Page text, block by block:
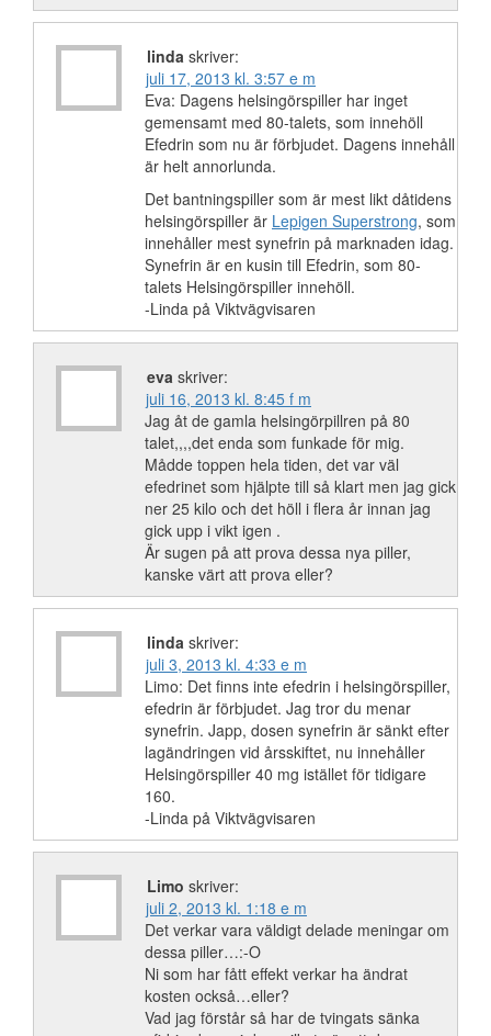
linda skriver:
juli 17, 2013 kl. 3:57 e m
Eva: Dagens helsingörspiller har inget
gemensamt med 80-talets, som innehöll
Efedrin som nu är förbjudet. Dagens innehåll
är helt annorlunda.
Det bantningspiller som är mest likt dåtidens
helsingörspiller är Lepigen Superstrong, som
innehåller mest synefrin på marknaden idag.
Synefrin är en kusin till Efedrin, som 80-
talets Helsingörspiller innehöll.
-Linda på Viktvägvisaren
eva skriver:
juli 16, 2013 kl. 8:45 f m
Jag åt de gamla helsingörpillren på 80
talet,,,,det enda som funkade för mig.
Mådde toppen hela tiden, det var väl
efedrinet som hjälpte till så klart men jag gick
ner 25 kilo och det höll i flera år innan jag
gick upp i vikt igen .
Är sugen på att prova dessa nya piller,
kanske värt att prova eller?
linda skriver:
juli 3, 2013 kl. 4:33 e m
Limo: Det finns inte efedrin i helsingörspiller,
efedrin är förbjudet. Jag tror du menar
synefrin. Japp, dosen synefrin är sänkt efter
lagändringen vid årsskiftet, nu innehåller
Helsingörspiller 40 mg istället för tidigare
160.
-Linda på Viktvägvisaren
Limo skriver:
juli 2, 2013 kl. 1:18 e m
Det verkar vara väldigt delade meningar om
dessa piller…:-O
Ni som har fått effekt verkar ha ändrat
kosten också…eller?
Vad jag förstår så har de tvingats sänka